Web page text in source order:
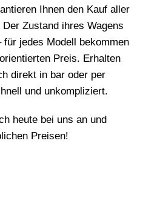
Ihnen den Kauf aller
Der Zustand ihres Wagens
jedes Modell bekommen
Preis. Erhalten
direkt in bar oder per
und unkompliziert.
heute bei uns an und
Preisen!